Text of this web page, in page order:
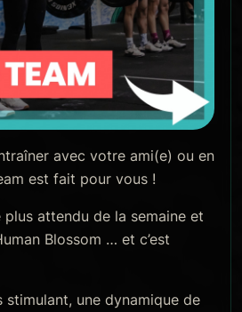
avec votre ami(e) ou en
est fait pour vous !
attendu de la semaine et
Blossom … et c’est
stimulant, une dynamique de